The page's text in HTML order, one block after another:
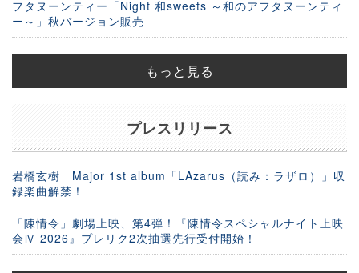
フタヌーンティー「Night 和sweets ～和のアフタヌーンティ
ー～」秋バージョン販売
もっと見る
プレスリリース
岩橋玄樹 Major 1st album「LAzarus（読み：ラザロ）」収
録楽曲解禁！
「陳情令」劇場上映、第4弾！『陳情令スペシャルナイト上映
会Ⅳ 2026』プレリク2次抽選先行受付開始！